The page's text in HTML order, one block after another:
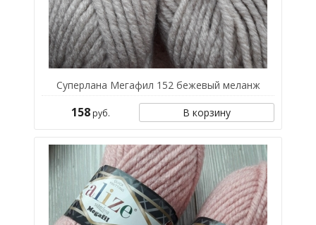
Суперлана Мегафил 152 бежевый меланж
158руб. В корзину